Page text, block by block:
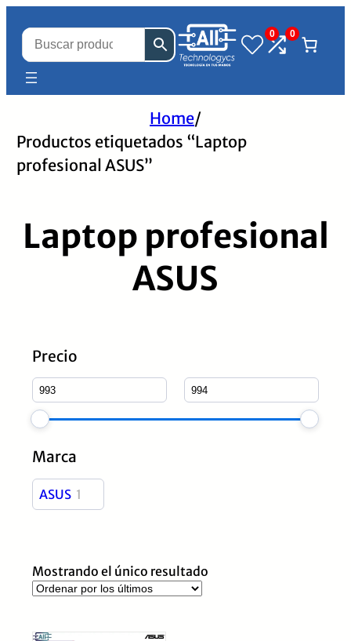
0 0
Home/
Productos etiquetados “Laptop
profesional ASUS”
Laptop profesional
ASUS
Precio
Marca
ASUS 1
Mostrando el único resultado